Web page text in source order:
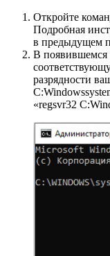
Откройте
Подробная
в предыдущем
В появившемся
разрядности
«regsvr32